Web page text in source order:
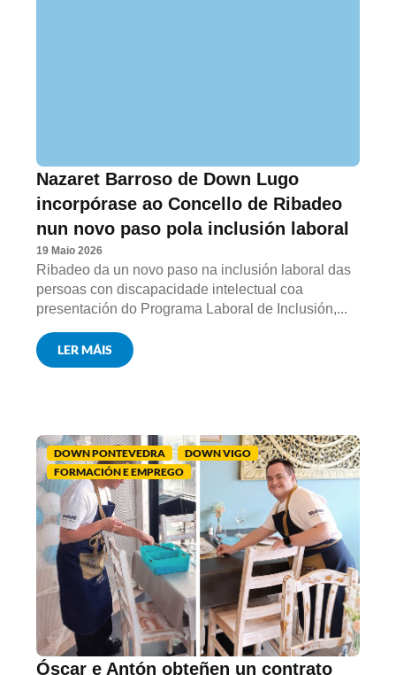
Nazaret Barroso de Down Lugo
incorpórase ao Concello de Ribadeo
nun novo paso pola inclusión laboral
19 Maio 2026
Ribadeo da un novo paso na inclusión laboral das
persoas con discapacidade intelectual coa
presentación do Programa Laboral de Inclusión,...
LER MÁIS
DOWN PONTEVEDRA
DOWN VIGO
FORMACIÓN E EMPREGO
Óscar e Antón obteñen un contrato